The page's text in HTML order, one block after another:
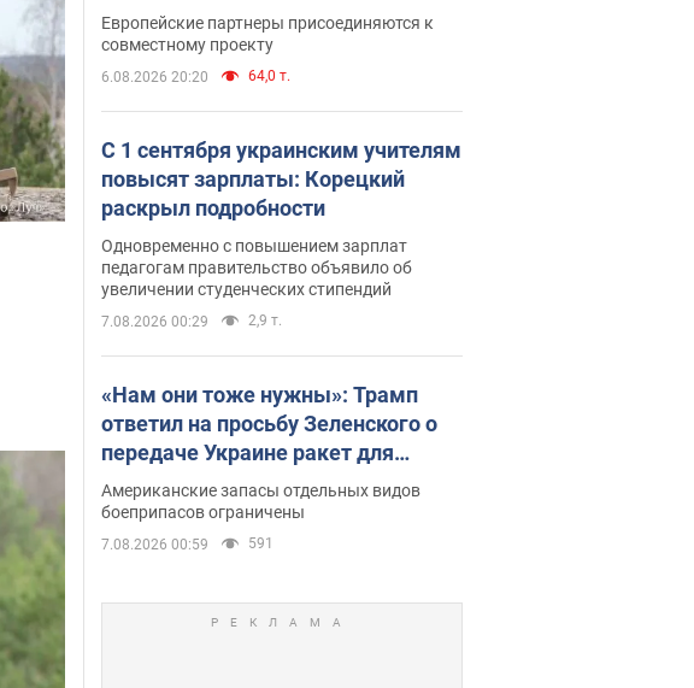
поддержке аграриев. Видео
Европейские партнеры присоединяются к
совместному проекту
6.08.2026 20:20 64,0 т.
С 1 сентября украинским учителям
повысят зарплаты: Корецкий
раскрыл подробности
Одновременно с повышением зарплат
педагогам правительство объявило об
увеличении студенческих стипендий
7.08.2026 00:29 2,9 т.
«Нам они тоже нужны»: Трамп
ответил на просьбу Зеленского о
передаче Украине ракет для
Patriot
Американские запасы отдельных видов
боеприпасов ограничены
7.08.2026 00:59 591